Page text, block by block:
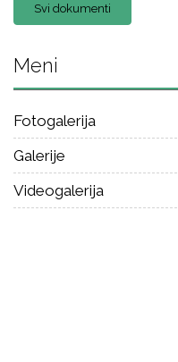
Svi dokumenti
Meni
Fotogalerija
Galerije
Videogalerija